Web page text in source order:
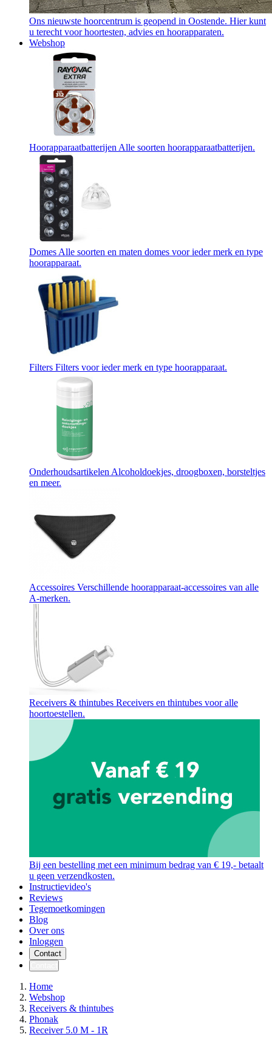
Ons nieuwste hoorcentrum is geopend in Oostende. Hier kunt
u terecht voor hoortesten, advies en hoorapparaten.
Webshop
Hoorapparaatbatterijen Alle soorten hoorapparaatbatterijen.
Domes Alle soorten en maten domes voor ieder merk en type
hoorapparaat.
Filters Filters voor ieder merk en type hoorapparaat.
Onderhoudsartikelen Alcoholdoekjes, droogboxen, borsteltjes
en meer.
Accessoires Verschillende hoorapparaat-accessoires van alle
A-merken.
Receivers & thintubes Receivers en thintubes voor alle
hoortoestellen.
Bij een bestelling met een minimum bedrag van € 19,- betaalt
u geen verzendkosten.
Instructievideo's
Reviews
Tegemoetkomingen
Blog
Over ons
Inloggen
Contact
Home
Webshop
Receivers & thintubes
Phonak
Receiver 5.0 M - 1R